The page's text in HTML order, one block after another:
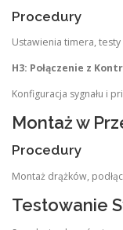
Procedury
Ustawienia timera, testy
H3: Połączenie z
Konfiguracja sygnału i
Montaż w
Procedury
Montaż drążków,
Testowanie